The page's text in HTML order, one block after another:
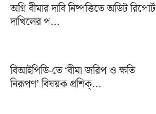
অগ্নি বীমার দাবি নিষ্পত্তিতে অডিট রিপোর্ট
দাখিলের প...
বিআইপিডি-তে ‘বীমা জরিপ ও ক্ষতি
নিরূপণ’ বিষয়ক প্রশিক্...